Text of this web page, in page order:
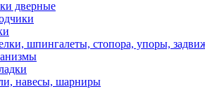
дверные
шпингалеты, стопора, упоры,
навесы, шарниры